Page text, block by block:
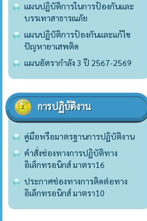
แผนปฏิบัติการในการป้องกันและ
บรรเทาสาธารณภัย
แผนปฏิบัติการป้องกันและแก้ไข
ปัญหายาเสพติด
แผนอัตรากำลัง 3 ปี 2567-2569
การปฏิบัติงาน
คู่มือหรือมาตรฐานการปฏิบัติงาน
คำสั่งช่องทางการปฏิบัติทาง
อิเล็กทรอนิกส์ มาตรา16
ประกาศช่องทางการติดต่อทาง
อิเล็กทรอนิกส์ มาตรา10